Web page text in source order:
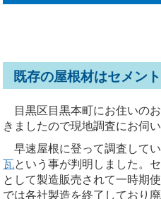
既存の屋根材はセメン
目黒区目黒本町にお住いの
きましたので現地調査にお伺
早速屋根に登って調査して
瓦という事が判明しました。
として製造販売されて一時期
では各社製造を終了しており